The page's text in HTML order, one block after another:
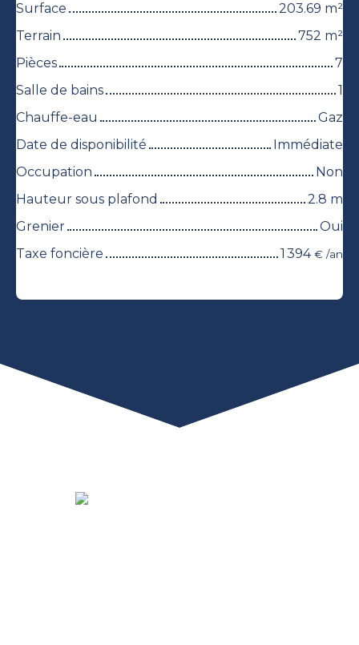
Surface
203.69 m²
Terrain
752 m²
Pièces
7
Salle de bains
1
Chauffe-eau
Gaz
Date de disponibilité
Immédiate
Occupation
Non
Hauteur sous plafond
2.8 m
Grenier
Oui
Taxe foncière
1 394€ /an